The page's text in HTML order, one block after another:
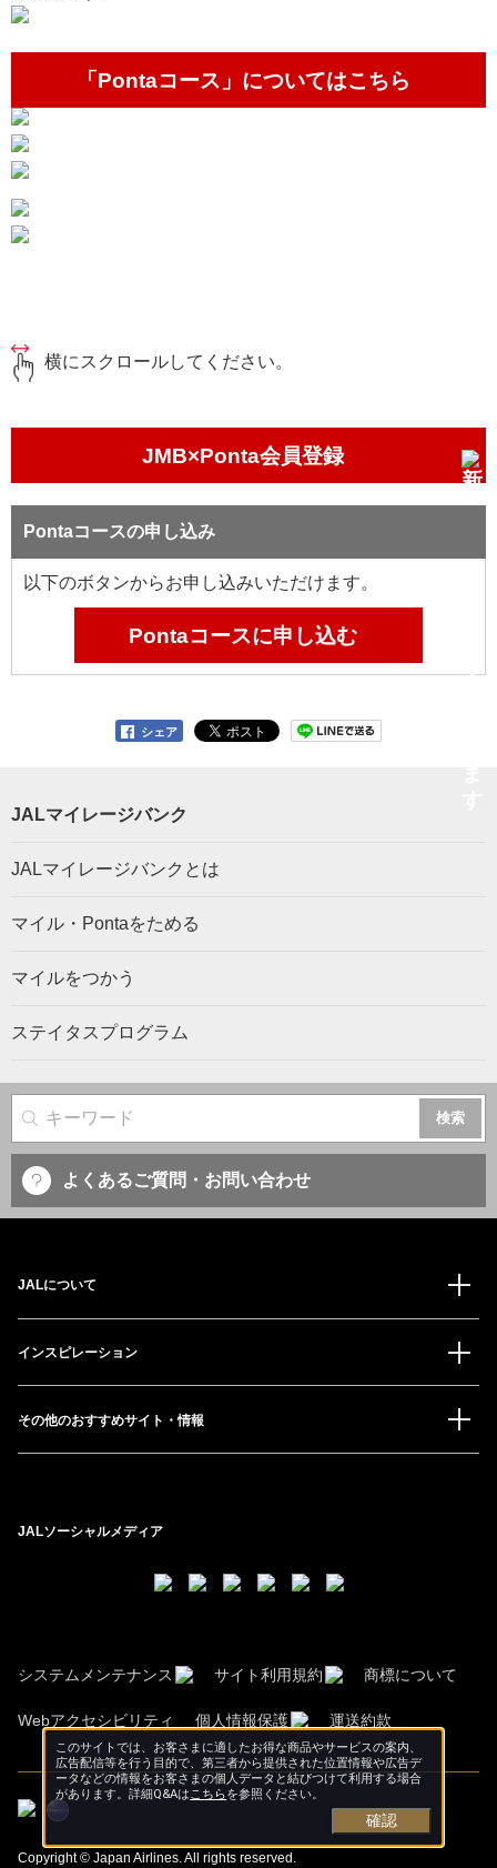
「Pontaコース」についてはこちら
横にスクロールしてください。
JMB×Ponta会員登録
Pontaコースの申し込み
以下のボタンからお申し込みいただけます。
Pontaコースに申し込む
シェア
JALマイレージバンク
JALマイレージバンクとは
マイル・Pontaをためる
マイルをつかう
ステイタスプログラム
サイト内検索
よくあるご質問・お問い合わせ
JALについて
インスピレーション
その他のおすすめサイト・情報
JALソーシャルメディア
システムメンテナンス サイト利用規約 商標について
Webアクセシビリティ 個人情報保護 運送約款
Copyright © Japan Airlines. All rights reserved.
このサイトでは、お客さまに適したお得な商品やサービスの案内、
広告配信等を行う目的で、第三者から提供された位置情報や広告デ
ータなどの情報をお客さまの個人データと結びつけて利用する場合
があります。詳細Q&Aはこちらを参照ください。
確認